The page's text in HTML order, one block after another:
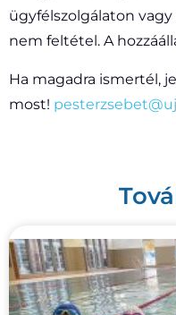
ügyfélszolgálaton
nem feltétel. A
Ha magadra ismertél,
most!